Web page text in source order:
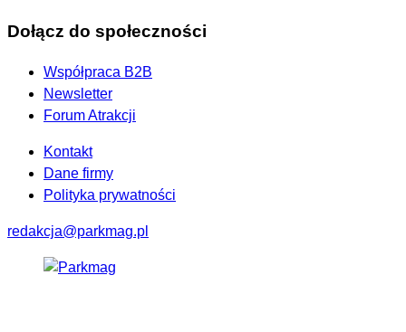
Dołącz do społeczności
Współpraca B2B
Newsletter
Forum Atrakcji
Kontakt
Dane firmy
Polityka prywatności
redakcja@parkmag.pl